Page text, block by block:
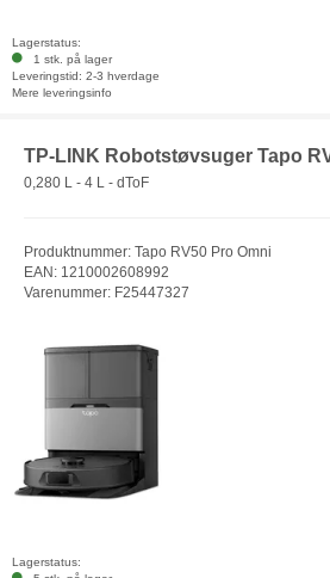
Lagerstatus:
1 stk. på lager
Leveringstid: 2-3 hverdage
Mere leveringsinfo
TP-LINK Robotstøvsuger Tapo
0,280 L - 4 L - dToF
Produktnummer: Tapo RV50 Pro Omni
EAN: 1210002608992
Varenummer: F25447327
Lagerstatus: